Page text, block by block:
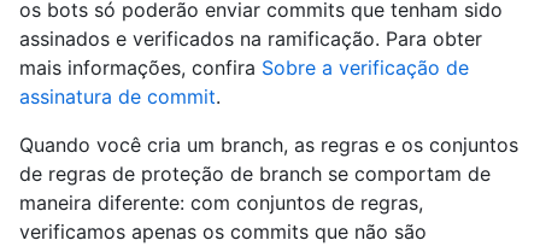
os bots só poderão enviar commits que tenham sido
assinados e verificados na ramificação. Para obter
mais informações, confira Sobre a verificação de
assinatura de commit.
Quando você cria um branch, as regras e os conjuntos
de regras de proteção de branch se comportam de
maneira diferente: com conjuntos de regras,
verificamos apenas os commits que não são